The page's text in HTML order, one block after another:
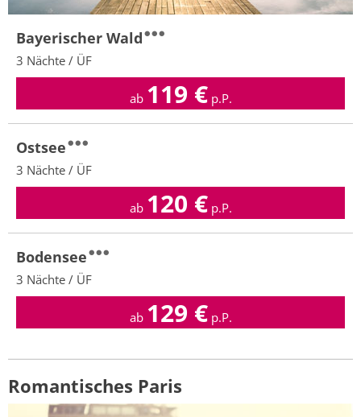
Bayerischer Wald
3 Nächte / ÜF
ab 119 € p.P.
Ostsee
3 Nächte / ÜF
ab 120 € p.P.
Bodensee
3 Nächte / ÜF
ab 129 € p.P.
Romantisches Paris